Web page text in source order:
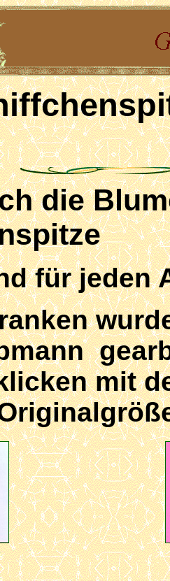
die
für jeden
mit